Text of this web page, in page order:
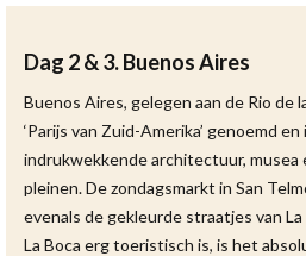
Dag 2 & 3. Buenos Aires
Buenos Aires, gelegen aan de Rio de
‘Parijs van Zuid-Amerika’ genoemd
indrukwekkende architectuur, musea
pleinen. De zondagsmarkt in San
evenals de gekleurde straatjes van
La Boca erg toeristisch is, is het